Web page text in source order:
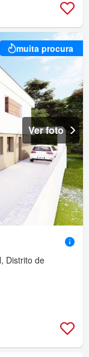
muita procura
Ver foto
Distrito de